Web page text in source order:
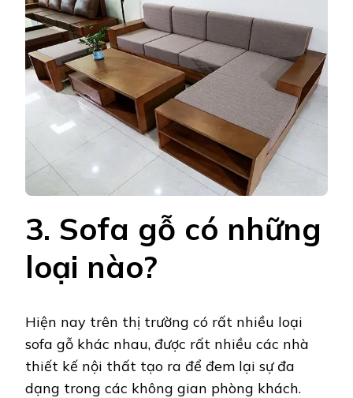
3. Sofa gỗ có những
loại nào?
Hiện nay trên thị trường có rất nhiều loại
sofa gỗ khác nhau, được rất nhiều các nhà
thiết kế nội thất tạo ra để đem lại sự đa
dạng trong các không gian phòng khách.